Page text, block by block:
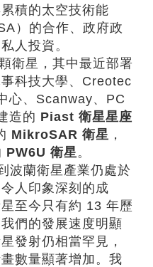
積的太空技術能
）的合作、政府政
人投資。
衛星，其中最近部署
科技大學、Creotec
心、Scanway、PC
造的 Piast 衛星星座
MikroSAR 衛星 ，
PW6U 衛星。
波蘭衛星產業仍處於
人印象深刻的成
至今只有約 13 年歷
們的發展速度明顯
發射仍相當罕見，
數量顯著增加。我